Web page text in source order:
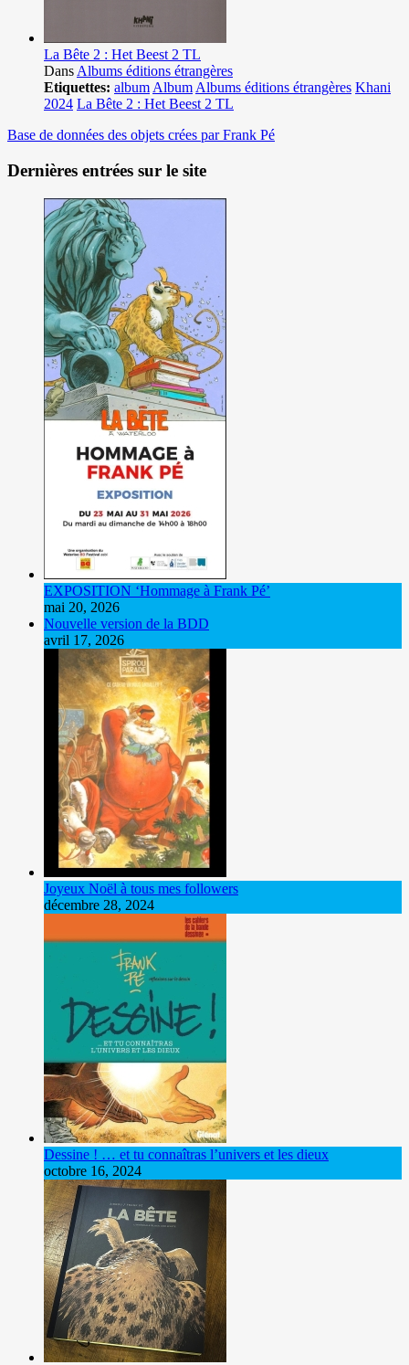
La Bête 2 : Het Beest 2 TL
Dans Albums éditions étrangères
Etiquettes: album Album Albums éditions étrangères Khani
2024 La Bête 2 : Het Beest 2 TL
Base de données des objets crées par Frank Pé
Dernières entrées sur le site
EXPOSITION ‘Hommage à Frank Pé’
mai 20, 2026
Nouvelle version de la BDD
avril 17, 2026
Joyeux Noël à tous mes followers
décembre 28, 2024
Dessine ! … et tu connaîtras l’univers et les dieux
octobre 16, 2024